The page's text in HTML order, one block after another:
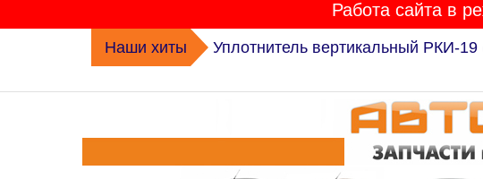
Работа сайта в
Наши хиты Уплотнитель вертикальный РКИ-19